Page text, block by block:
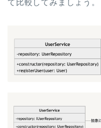
て比較してみましょう。